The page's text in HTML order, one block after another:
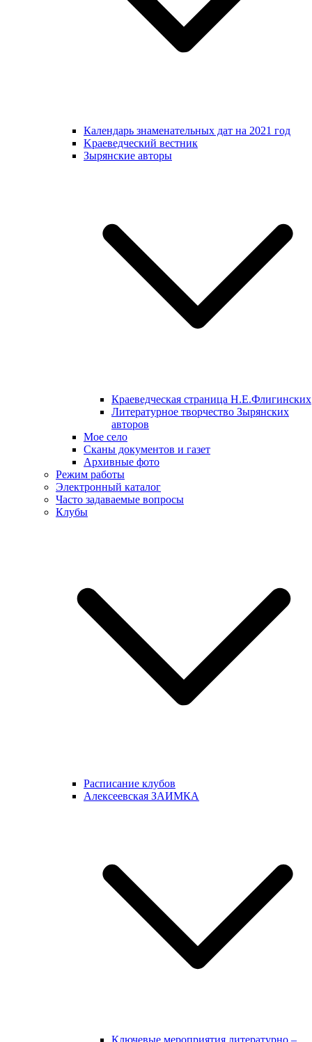
Календарь знаменательных дат на 2021 год
Kраеведческий вестник
Зырянские авторы
Краеведческая страница Н.Е.Флигинских
Литературное творчество Зырянских
авторов
Мое село
Сканы документов и газет
Архивные фото
Режим работы
Электронный каталог
Часто задаваемые вопросы
Клубы
Расписание клубов
Алексеевская ЗАИМКА
Ключевые мероприятия литературно –